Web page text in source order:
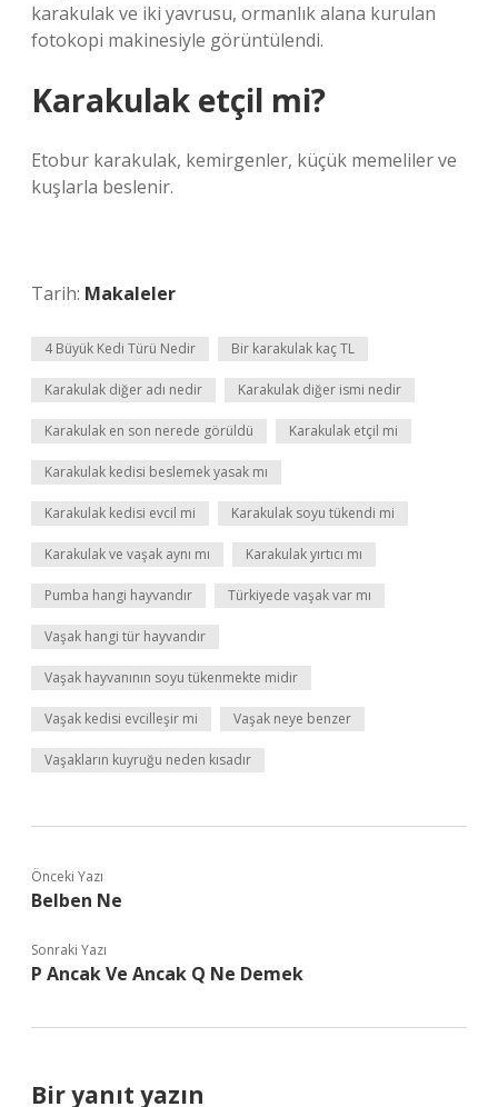
karakulak ve iki yavrusu, ormanlık alana kurulan
fotokopi makinesiyle görüntülendi.
Karakulak etçil mi?
Etobur karakulak, kemirgenler, küçük memeliler ve
kuşlarla beslenir.
Tarih: Makaleler
4 Büyük Kedi Türü Nedir Bir karakulak kaç TL
Karakulak diğer adı nedir Karakulak diğer ismi nedir
Karakulak en son nerede görüldü Karakulak etçil mi
Karakulak kedisi beslemek yasak mı
Karakulak kedisi evcil mi Karakulak soyu tükendi mi
Karakulak ve vaşak aynı mı Karakulak yırtıcı mı
Pumba hangi hayvandır Türkiyede vaşak var mı
Vaşak hangi tür hayvandır
Vaşak hayvanının soyu tükenmekte midir
Vaşak kedisi evcilleşir mi Vaşak neye benzer
Vaşakların kuyruğu neden kısadır
Önceki Yazı
Belben Ne
Sonraki Yazı
P Ancak Ve Ancak Q Ne Demek
Bir yanıt yazın